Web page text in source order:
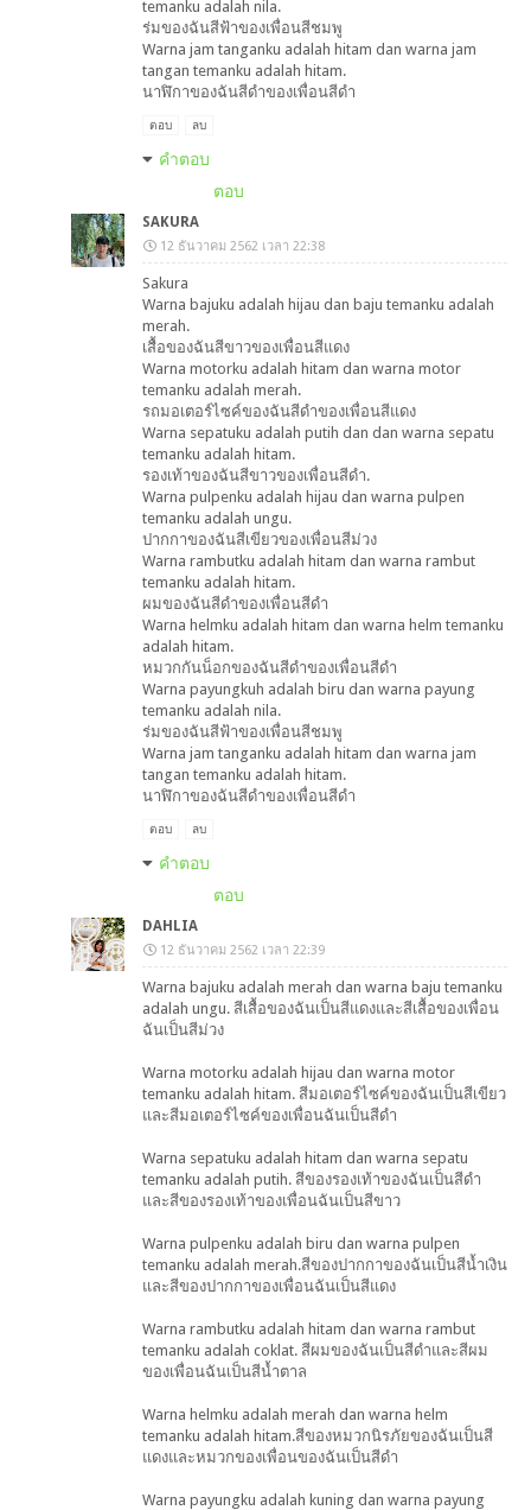
temanku adalah nila.
ร่มของฉันสีฟ้าของเพื่อนสีชมพู
Warna jam tanganku adalah hitam dan warna jam
tangan temanku adalah hitam.
นาฬิกาของฉันสีดำของเพื่อนสีดำ
ตอบ ลบ
คำตอบ
ตอบ
SAKURA
12 ธันวาคม 2562 เวลา 22:38
Sakura
Warna bajuku adalah hijau dan baju temanku adalah
merah.
เสื้อของฉันสีขาวของเพื่อนสีแดง
Warna motorku adalah hitam dan warna motor
temanku adalah merah.
รถมอเตอร์ไซค์ของฉันสีดำของเพื่อนสีแดง
Warna sepatuku adalah putih dan dan warna sepatu
temanku adalah hitam.
รองเท้าของฉันสีขาวของเพื่อนสีดำ.
Warna pulpenku adalah hijau dan warna pulpen
temanku adalah ungu.
ปากกาของฉันสีเขียวของเพื่อนสีม่วง
Warna rambutku adalah hitam dan warna rambut
temanku adalah hitam.
ผมของฉันสีดำของเพื่อนสีดำ
Warna helmku adalah hitam dan warna helm temanku
adalah hitam.
หมวกกันน็อกของฉันสีดำของเพื่อนสีดำ
Warna payungkuh adalah biru dan warna payung
temanku adalah nila.
ร่มของฉันสีฟ้าของเพื่อนสีชมพู
Warna jam tanganku adalah hitam dan warna jam
tangan temanku adalah hitam.
นาฬิกาของฉันสีดำของเพื่อนสีดำ
ตอบ ลบ
คำตอบ
ตอบ
DAHLIA
12 ธันวาคม 2562 เวลา 22:39
Warna bajuku adalah merah dan warna baju temanku
adalah ungu. สีเสื้อของฉันเป็นสีแดงและสีเสื้อของเพื่อน
ฉันเป็นสีม่วง
Warna motorku adalah hijau dan warna motor
temanku adalah hitam. สีมอเตอร์ไซค์ของฉันเป็นสีเขียว
และสีมอเตอร์ไซค์ของเพื่อนฉันเป็นสีดำ
Warna sepatuku adalah hitam dan warna sepatu
temanku adalah putih. สีของรองเท้าของฉันเป็นสีดำ
และสีของรองเท้าของเพื่อนฉันเป็นสีขาว
Warna pulpenku adalah biru dan warna pulpen
temanku adalah merah.สีของปากกาของฉันเป็นสีน้ำเงิน
และสีของปากกาของเพื่อนฉันเป็นสีแดง
Warna rambutku adalah hitam dan warna rambut
temanku adalah coklat. สีผมของฉันเป็นสีดำและสีผม
ของเพื่อนฉันเป็นสีน้ำตาล
Warna helmku adalah merah dan warna helm
temanku adalah hitam.สีของหมวกนิรภัยของฉันเป็นสี
แดงและหมวกของเพื่อนของฉันเป็นสีดำ
Warna payungku adalah kuning dan warna payung